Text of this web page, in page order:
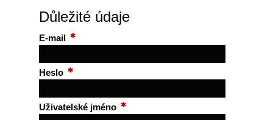
Důležité údaje
E-mail
Heslo
Uživatelské jméno